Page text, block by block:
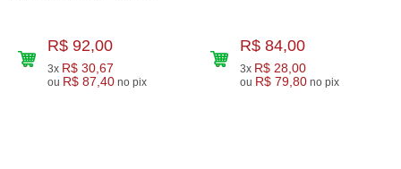
R$ 92,00
3x R$ 30,67
ou R$ 87,40 no pix
R$ 84,00
3x R$ 28,00
ou R$ 79,80 no pix